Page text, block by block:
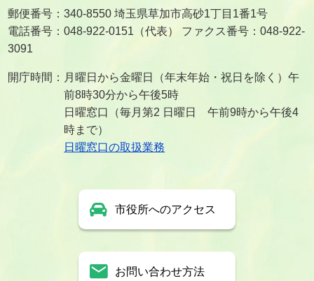
郵便番号：340-8550 埼玉県草加市高砂1丁目1番1号
電話番号：048-922-0151（代表） ファクス番号：048-922-
3091
開庁時間：月曜日から金曜日（年末年始・祝日を除く）午
前8時30分から午後5時
日曜窓口（毎月第2 日曜日 午前9時から午後4
時まで）
日曜窓口の取扱業務
市役所へのアクセス
お問い合わせ方法